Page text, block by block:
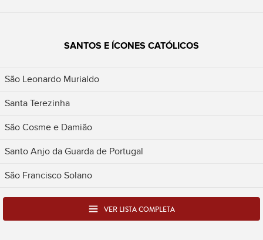
SANTOS E ÍCONES CATÓLICOS
São Leonardo Murialdo
Santa Terezinha
São Cosme e Damião
Santo Anjo da Guarda de Portugal
São Francisco Solano
VER LISTA COMPLETA